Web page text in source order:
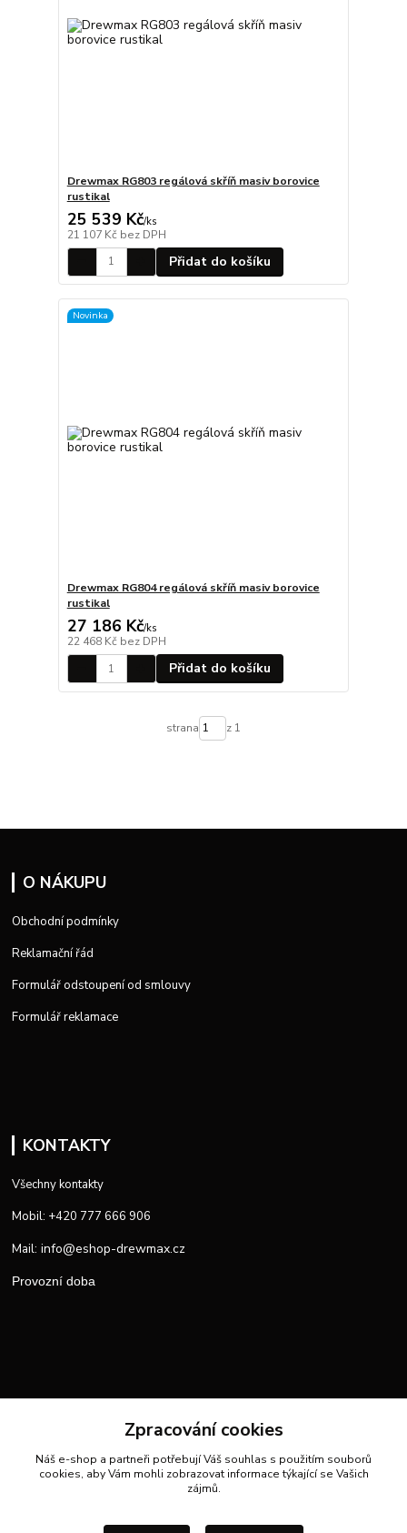
Drewmax RG803 regálová skříň masiv borovice
rustikal
25 539 Kč/ks
21 107 Kč bez DPH
Přidat do košíku
Novinka
Drewmax RG804 regálová skříň masiv borovice
rustikal
27 186 Kč/ks
22 468 Kč bez DPH
Přidat do košíku
strana z 1
O NÁKUPU
Obchodní podmínky
Reklamační řád
Formulář odstoupení od smlouvy
Formulář reklamace
KONTAKTY
Všechny kontakty
Mobil: +420 777 666 906
Mail: info@eshop-drewmax.cz
Provozní doba
Zpracování cookies
Náš e-shop a partneři potřebují Váš souhlas s použitím souborů
cookies, aby Vám mohli zobrazovat informace týkající se Vašich
zájmů.